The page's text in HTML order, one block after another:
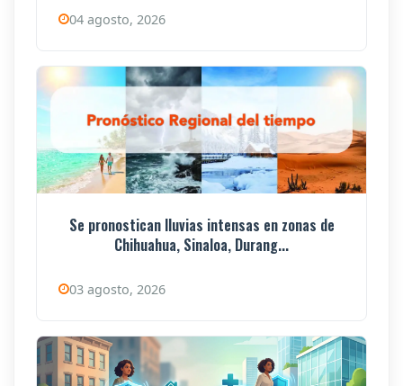
04 agosto, 2026
Se pronostican lluvias intensas en zonas de
Chihuahua, Sinaloa, Durang...
03 agosto, 2026